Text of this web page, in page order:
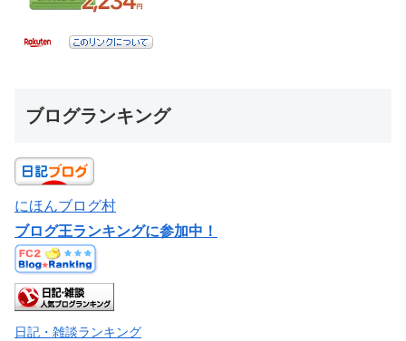
ブログランキング
にほんブログ村
ブログ王ランキングに参加中！
日記・雑談ランキング